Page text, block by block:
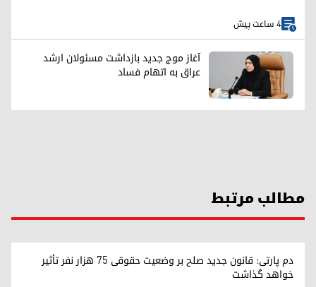
4 ساعت پیش
آغاز موج جدید بازداشت مسئولان ارشد
عراق به اتهام فساد
مطالب مرتبط
دم پارتی: قانون جدید صلح بر وضعیت حقوقی ۷۵ هزار نفر تأثیر
خواهد گذاشت